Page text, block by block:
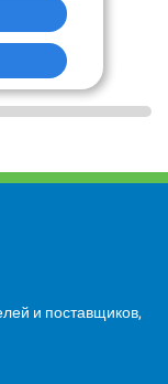
и поставщиков,